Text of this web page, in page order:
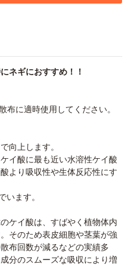
ネギにおすすめ！！
に適時使用してください。
向上します。
イ酸に最も近い水溶性ケイ酸
より吸収性や生体反応性にす
います。
ケイ酸は、すばやく植物体内
そのため表皮細胞や茎葉が強
布回数が減るなどの実績多
分のスムーズな吸収により増